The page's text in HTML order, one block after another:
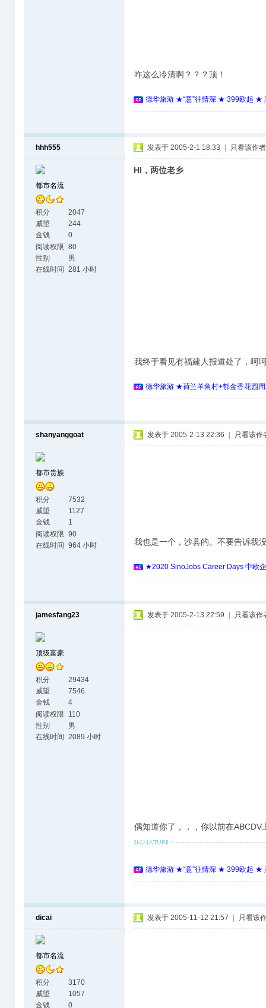
咋这么冷清啊？？？顶！
德华旅游 ★“意”往情深 ★ 399欧起 ★
hhh555
都市名流
积分
2047
威望
244
金钱
0
阅读权限 80
性别
男
在线时间
281 小时
发表于 2005-2-1 18:33 只看该作者
HI，两位老乡
我终于看见有福建人报道处了，呵
德华旅游 ★荷兰羊角村+郁金香花园
shanyanggoat
都市贵族
积分
7532
威望
1127
金钱
1
阅读权限 90
在线时间 964 小时
发表于 2005-2-13 22:36 只看该作
我也是一个，沙县的。不要告诉我
★2020 SinoJobs Career Days 中欧
jamesfang23
顶级富豪
积分
29434
威望
7546
金钱
4
阅读权限
110
性别
男
在线时间
2089 小时
发表于 2005-2-13 22:59 只看该作
偶知道你了，，，你以前在ABCDV
德华旅游 ★“意”往情深 ★ 399欧起 ★
dicai
都市名流
积分
3170
威望
1057
金钱
0
发表于 2005-11-12 21:57 只看该